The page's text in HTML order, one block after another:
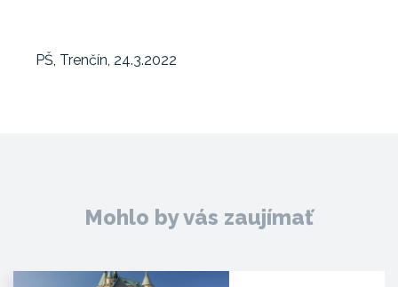
PŠ, Trenčín, 24.3.2022
Mohlo by vás zaujímať